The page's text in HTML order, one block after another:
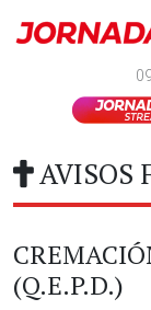
AVISOS
(Q.E.P.D.)